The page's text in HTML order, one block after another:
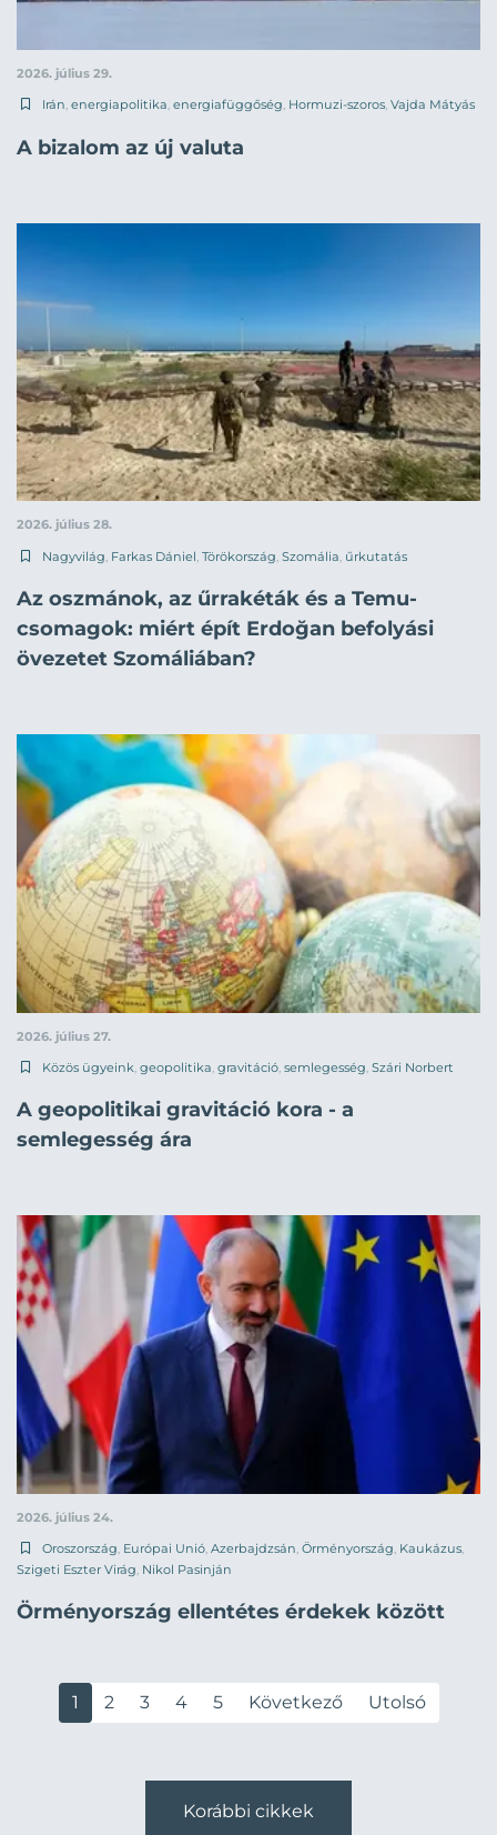
2026. július 29.
Irán, energiapolitika, energiafüggőség, Hormuzi-szoros, Vajda Mátyás
A bizalom az új valuta
2026. július 28.
Nagyvilág Farkas Dániel Törökország Szomália űrkutatás
Az oszmánok, az űrrakéták és a Temu-
csomagok: miért épít Erdoğan befolyási
övezetet Szomáliában?
2026. július 27.
Közös ügyeink geopolitika gravitáció semlegesség Szári Norbert
A geopolitikai gravitáció kora - a
semlegesség ára
2026. július 24.
Oroszország, Európai Unió, Azerbajdzsán, Örményország, Kaukázus,
Szigeti Eszter Virág, Nikol Pasinján
Örményország ellentétes érdekek között
1 2 3 4 5 Következő Utolsó
Korábbi cikkek